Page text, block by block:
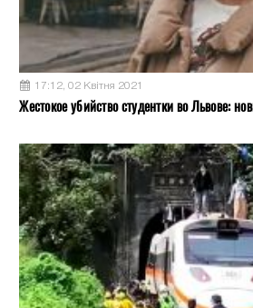
17:12, 02 Квітня 2021
Жестокое убийство студентки во Львове: